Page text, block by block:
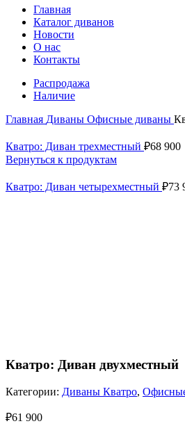
Главная
Каталог диванов
Новости
О нас
Контакты
Распродажа
Наличие
Главная Диваны Офисные диваны
Кватро: Диван трехместный ₽68 900
Вернуться к продуктам
Кватро: Диван четырехместный ₽73
Кватро: Диван двухместный
Категории: Диваны Кватро,
₽61 900